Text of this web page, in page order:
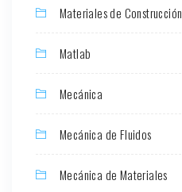
Materiales de Construcción
Matlab
Mecánica
Mecánica de Fluidos
Mecánica de Materiales